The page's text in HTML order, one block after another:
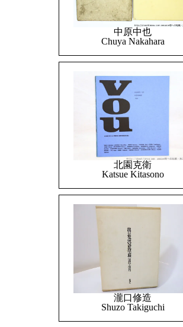
中原中也
Chuya Nakahara
北園克衛
Katsue Kitasono
瀧口修造
Shuzo Takiguchi